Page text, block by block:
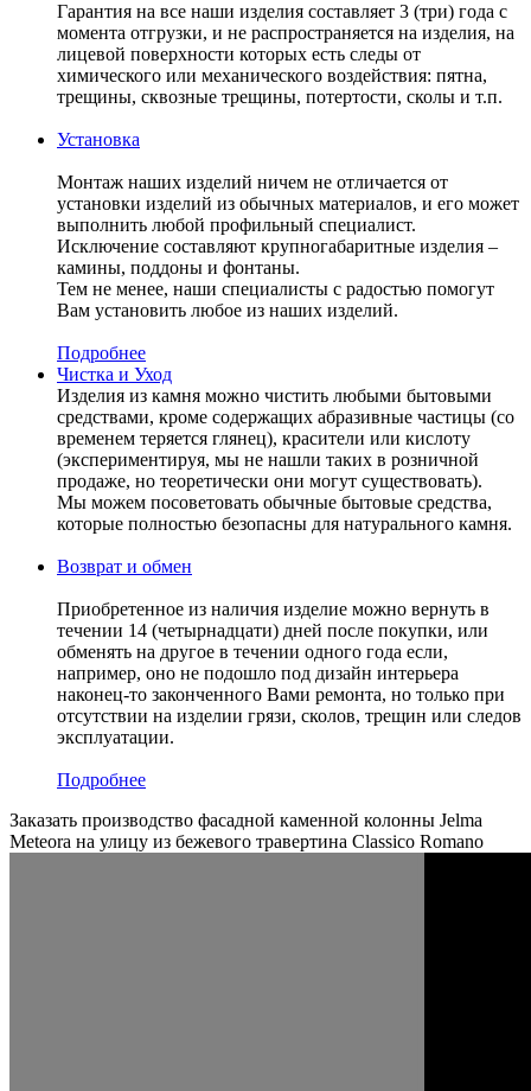
Гарантия на все наши изделия составляет 3 (три) года с
момента отгрузки, и не распространяется на изделия, на
лицевой поверхности которых есть следы от
химического или механического воздействия: пятна,
трещины, сквозные трещины, потертости, сколы и т.п.
Установка
Монтаж наших изделий ничем не отличается от
установки изделий из обычных материалов, и его может
выполнить любой профильный специалист.
Исключение составляют крупногабаритные изделия –
камины, поддоны и фонтаны.
Тем не менее, наши специалисты с радостью помогут
Вам установить любое из наших изделий.
Подробнее
Чистка и Уход
Изделия из камня можно чистить любыми бытовыми
средствами, кроме содержащих абразивные частицы (со
временем теряется глянец), красители или кислоту
(экспериментируя, мы не нашли таких в розничной
продаже, но теоретически они могут существовать).
Мы можем посоветовать обычные бытовые средства,
которые полностью безопасны для натурального камня.
Возврат и обмен
Приобретенное из наличия изделие можно вернуть в
течении 14 (четырнадцати) дней после покупки, или
обменять на другое в течении одного года если,
например, оно не подошло под дизайн интерьера
наконец-то законченного Вами ремонта, но только при
отсутствии на изделии грязи, сколов, трещин или следов
эксплуатации.
Подробнее
Заказать производство фасадной каменной колонны Jelma
Meteora на улицу из бежевого травертина Classico Romano